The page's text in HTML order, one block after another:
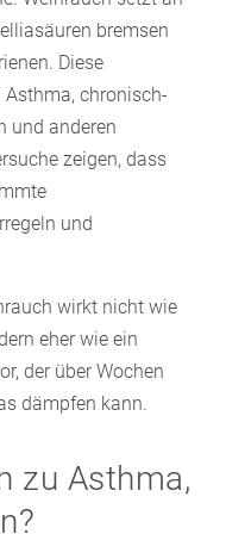
bremsen
Diese
Asthma, chronisch-
und anderen
zeigen, dass
und
wirkt nicht wie
eher wie ein
der über Wochen
dämpfen kann.
zu Asthma,